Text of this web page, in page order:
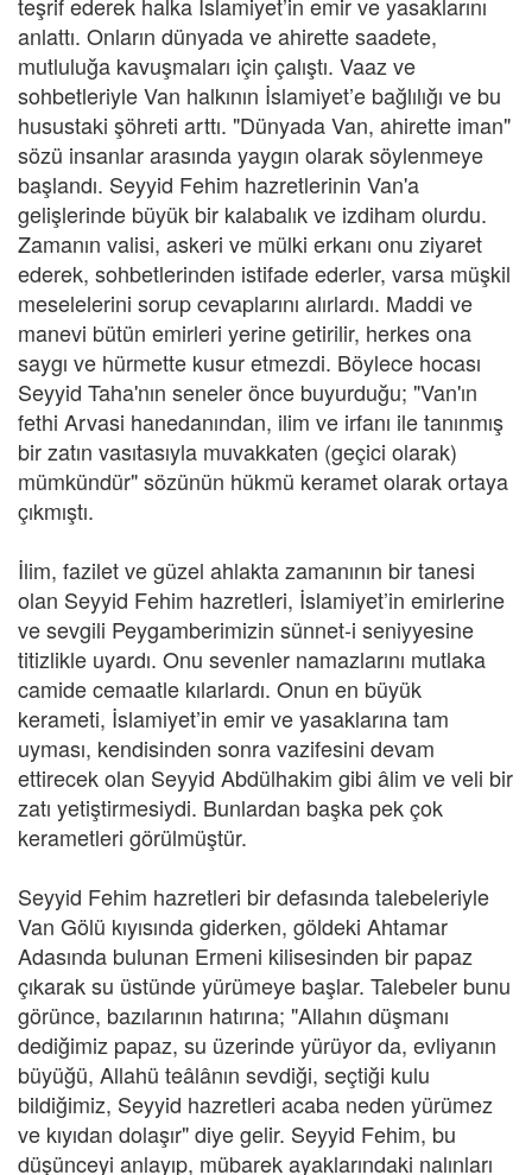
anlattı. Onların dünyada ve ahirette saadete,
mutluluğa kavuşmaları için çalıştı. Vaaz ve
sohbetleriyle Van halkının İslamiyet’e bağlılığı ve bu
husustaki şöhreti arttı. "Dünyada Van, ahirette iman"
sözü insanlar arasında yaygın olarak söylenmeye
başlandı. Seyyid Fehim hazretlerinin Van'a
gelişlerinde büyük bir kalabalık ve izdiham olurdu.
Zamanın valisi, askeri ve mülki erkanı onu ziyaret
ederek, sohbetlerinden istifade ederler, varsa müşkil
meselelerini sorup cevaplarını alırlardı. Maddi ve
manevi bütün emirleri yerine getirilir, herkes ona
saygı ve hürmette kusur etmezdi. Böylece hocası
Seyyid Taha'nın seneler önce buyurduğu; "Van'ın
fethi Arvasi hanedanından, ilim ve irfanı ile tanınmış
bir zatın vasıtasıyla muvakkaten (geçici olarak)
mümkündür" sözünün hükmü keramet olarak ortaya
çıkmıştı.
İlim, fazilet ve güzel ahlakta zamanının bir tanesi
olan Seyyid Fehim hazretleri, İslamiyet’in emirlerine
ve sevgili Peygamberimizin sünnet-i seniyyesine
titizlikle uyardı. Onu sevenler namazlarını mutlaka
camide cemaatle kılarlardı. Onun en büyük
kerameti, İslamiyet’in emir ve yasaklarına tam
uyması, kendisinden sonra vazifesini devam
ettirecek olan Seyyid Abdülhakim gibi âlim ve veli bir
zatı yetiştirmesiydi. Bunlardan başka pek çok
kerametleri görülmüştür.
Seyyid Fehim hazretleri bir defasında talebeleriyle
Van Gölü kıyısında giderken, göldeki Ahtamar
Adasında bulunan Ermeni kilisesinden bir papaz
çıkarak su üstünde yürümeye başlar. Talebeler bunu
görünce, bazılarının hatırına; "Allahın düşmanı
dediğimiz papaz, su üzerinde yürüyor da, evliyanın
büyüğü, Allahü teâlânın sevdiği, seçtiği kulu
bildiğimiz, Seyyid hazretleri acaba neden yürümez
ve kıyıdan dolaşır" diye gelir. Seyyid Fehim, bu
düşünceyi anlayıp, mübarek ayaklarındaki nalınları